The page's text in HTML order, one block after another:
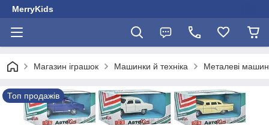
MerryKids
Магазин іграшок Машинки й техніка Металеві
Топ продажів